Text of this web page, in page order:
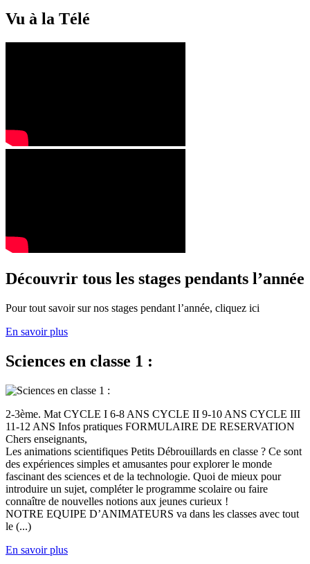
Vu à la Télé
Découvrir tous les stages pendants l’année
Pour tout savoir sur nos stages pendant l’année, cliquez ici
En savoir plus
Sciences en classe 1 :
2-3ème. Mat CYCLE I 6-8 ANS CYCLE II 9-10 ANS CYCLE III
11-12 ANS Infos pratiques FORMULAIRE DE RESERVATION
Chers enseignants,
Les animations scientifiques Petits Débrouillards en classe ? Ce sont
des expériences simples et amusantes pour explorer le monde
fascinant des sciences et de la technologie. Quoi de mieux pour
introduire un sujet, compléter le programme scolaire ou faire
connaître de nouvelles notions aux jeunes curieux !
NOTRE EQUIPE D’ANIMATEURS va dans les classes avec tout
le (...)
En savoir plus